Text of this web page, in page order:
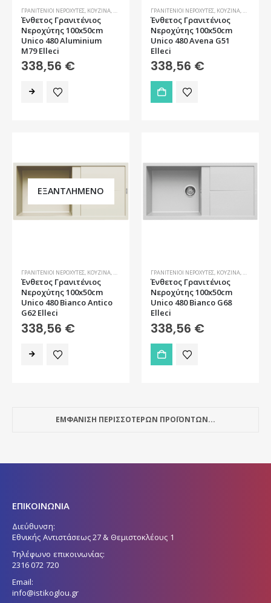
ΓΡΑΝΙΤΈΝΙΟΙ ΝΕΡΟΧΎΤΕΣ, ΚΟΥΖΊΝΑ, ΝΕΡΟΧΎΤΕΣ
Ένθετος Γρανιτένιος
Νεροχύτης 100x50cm
Unico 480 Aluminium
M79 Elleci
338,56 €
ΓΡΑΝΙΤΈΝΙΟΙ ΝΕΡΟΧΎΤΕΣ, ΚΟΥΖΊΝΑ, ΝΕΡΟΧΎΤΕΣ
Ένθετος Γρανιτένιος
Νεροχύτης 100x50cm
Unico 480 Avena G51
Elleci
338,56 €
ΕΞΑΝΤΛΗΜΈΝΟ
ΓΡΑΝΙΤΈΝΙΟΙ ΝΕΡΟΧΎΤΕΣ, ΚΟΥΖΊΝΑ, ΝΕΡΟΧΎΤΕΣ
Ένθετος Γρανιτένιος
Νεροχύτης 100x50cm
Unico 480 Bianco Antico
G62 Elleci
338,56 €
ΓΡΑΝΙΤΈΝΙΟΙ ΝΕΡΟΧΎΤΕΣ, ΚΟΥΖΊΝΑ, ΝΕΡΟΧΎΤΕΣ
Ένθετος Γρανιτένιος
Νεροχύτης 100x50cm
Unico 480 Bianco G68
Elleci
338,56 €
ΕΜΦΑΝΙΣΗ ΠΕΡΙΣΣΟΤΕΡΩΝ ΠΡΟΪΟΝΤΩΝ...
ΕΠΙΚΟΙΝΩΝΙΑ
Διεύθυνση:
Εθνικής Αντιστάσεως 27 & Θεμιστοκλέους 1
Τηλέφωνο επικοινωνίας:
2316 072 720
Email:
info@istikoglou.gr